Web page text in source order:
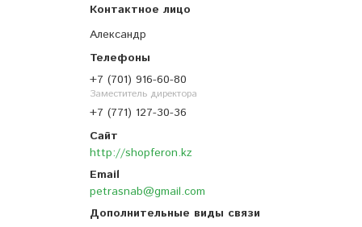
Александр
+7 (701) 916-60-80
Заместитель директора
+7 (771) 127-30-36
http://shopferon.kz
petrasnab@gmail.com